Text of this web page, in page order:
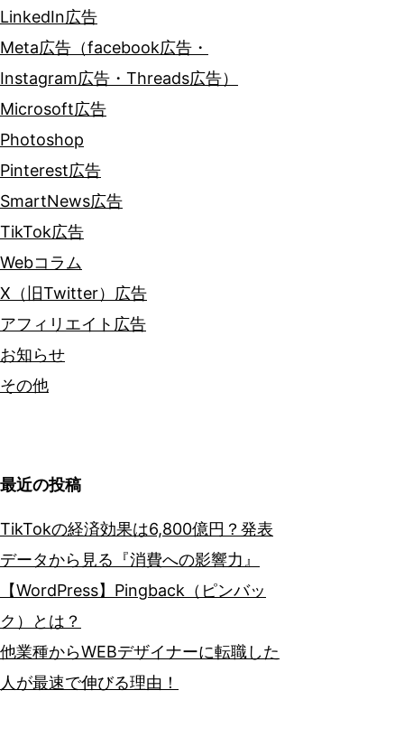
LinkedIn広告
Meta広告（facebook広告・
Instagram広告・Threads広告）
Microsoft広告
Photoshop
Pinterest広告
SmartNews広告
TikTok広告
Webコラム
X（旧Twitter）広告
アフィリエイト広告
お知らせ
その他
最近の投稿
TikTokの経済効果は6,800億円？発表
データから見る『消費への影響力』
【WordPress】Pingback（ピンバッ
ク）とは？
他業種からWEBデザイナーに転職した
人が最速で伸びる理由！